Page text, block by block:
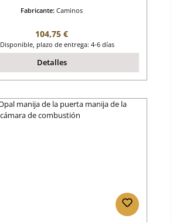
Fabricante: Caminos
Precio normal:
104,75 €
Disponible, plazo de entrega: 4-6 días
Detalles